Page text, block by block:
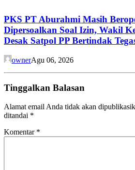
PKS PT Aburahmi Masih
Dipersoalkan Soal Izin, Wakil
Desak Satpol PP Bertindak
ownerAgu 06, 2026
Tinggalkan Balasan
Alamat email Anda tidak akan
ditandai *
Komentar *